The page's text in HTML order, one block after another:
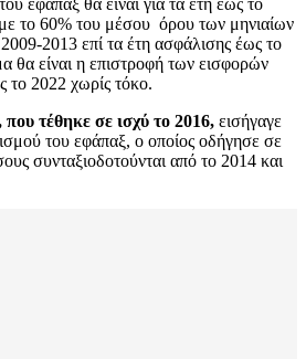
εφάπαξ θα είναι για τα έτη έως το
το 60% του μέσου όρου των μηνιαίων
2013 επί τα έτη ασφάλισης έως το
θα είναι η επιστροφή των εισφορών
2022 χωρίς τόκο.
τέθηκε σε ισχύ το 2016, εισήγαγε
του εφάπαξ, ο οποίος οδήγησε σε
συνταξιοδοτούνται από το 2014 και